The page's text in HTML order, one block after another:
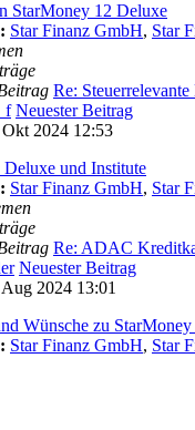
StarMoney 12 Deluxe
Star Finanz GmbH, Star
Re:
Neuester Beitrag
2024 12:53
und Institute
Star Finanz GmbH, Star
Re: ADAC
Neuester Beitrag
2024 13:01
Wünsche zu
Star Finanz GmbH, Star